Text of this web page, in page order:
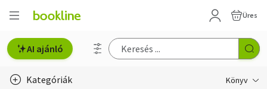
Üres
AI ajánló
Kategóriák Könyv